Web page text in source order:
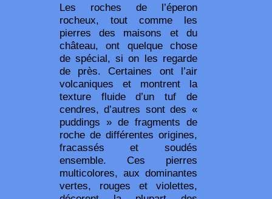
Les roches de l’éperon
rocheux, tout comme les
pierres des maisons et du
château, ont quelque chose
de spécial, si on les regarde
de près. Certaines ont l’air
volcaniques et montrent la
texture fluide d’un tuf de
cendres, d’autres sont des «
puddings » de fragments de
roche de différentes origines,
fracassés et soudés
ensemble. Ces pierres
multicolores, aux dominantes
vertes, rouges et violettes,